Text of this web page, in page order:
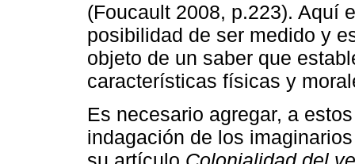
(Foucault 2008, p.223). Aquí
posibilidad de ser medido y
objeto de un saber que
características físicas y
Es necesario agregar, a
indagación de los